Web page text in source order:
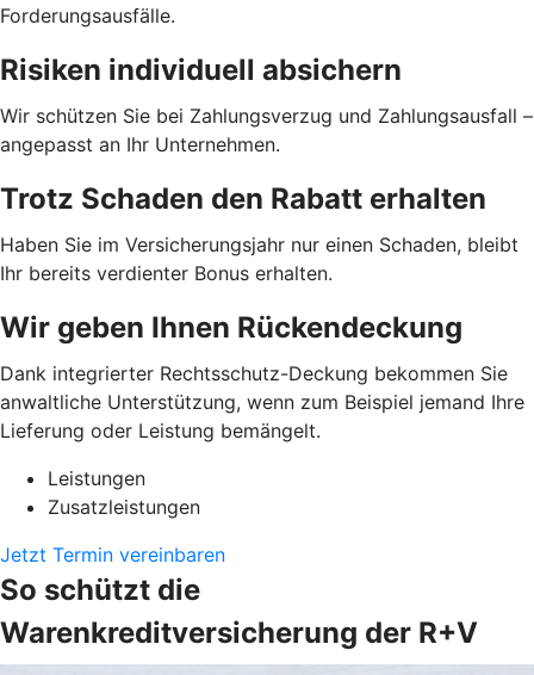
Forderungsausfälle.
Risiken individuell absichern
Wir schützen Sie bei Zahlungsverzug und Zahlungsausfall –
angepasst an Ihr Unternehmen.
Trotz Schaden den Rabatt erhalten
Haben Sie im Versicherungsjahr nur einen Schaden, bleibt
Ihr bereits verdienter Bonus erhalten.
Wir geben Ihnen Rückendeckung
Dank integrierter Rechtsschutz-Deckung bekommen Sie
anwaltliche Unterstützung, wenn zum Beispiel jemand Ihre
Lieferung oder Leistung bemängelt.
Leistungen
Zusatzleistungen
Jetzt Termin vereinbaren
So schützt die
Warenkreditversicherung der R+V